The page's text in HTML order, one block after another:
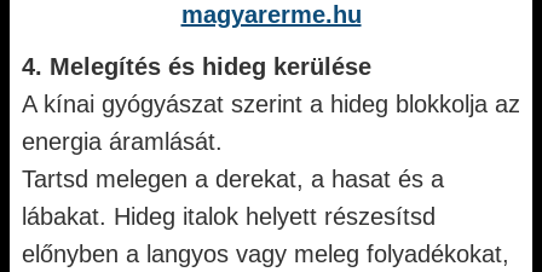
magyarerme.hu
4. Melegítés és hideg kerülése
A kínai gyógyászat szerint a hideg blokkolja az
energia áramlását.
Tartsd melegen a derekat, a hasat és a
lábakat. Hideg italok helyett részesítsd
előnyben a langyos vagy meleg folyadékokat,